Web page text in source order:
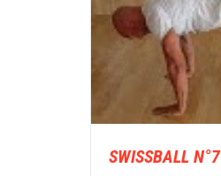
SWISSBALL N°7